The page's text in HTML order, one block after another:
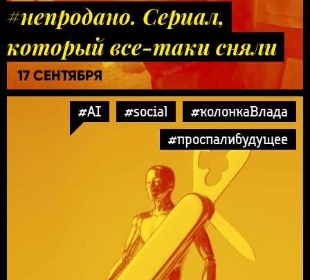
#непродано. Сериал,
который все-таки сняли
17 СЕНТЯБРЯ
#AI #social
#колонкаВлада
#проспалибудущее